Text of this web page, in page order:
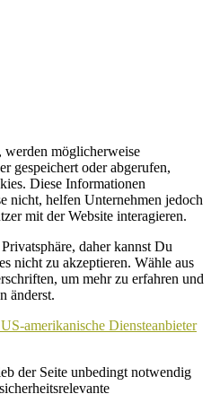
werden möglicherweise
gespeichert oder abgerufen,
Diese Informationen
nicht, helfen Unternehmen jedoch
mit der Website interagieren.
daher kannst Du
nicht zu akzeptieren. Wähle aus
um mehr zu erfahren und
änderst.
amerikanische Diensteanbieter
der Seite unbedingt notwendig